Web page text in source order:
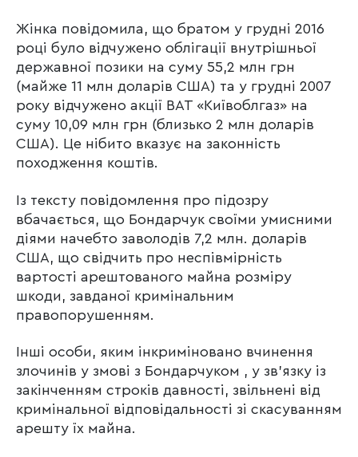
Жінка повідомила, що братом у грудні 2016
році було відчужено облігації внутрішньої
державної позики на суму 55,2 млн грн
(майже 11 млн доларів США) та у грудні 2007
року відчужено акції ВАТ «Київоблгаз» на
суму 10,09 млн грн (близько 2 млн доларів
США). Це нібито вказує на законність
походження коштів.
Із тексту повідомлення про підозру
вбачається, що Бондарчук своїми умисними
діями начебто заволодів 7,2 млн. доларів
США, що свідчить про неспівмірність
вартості арештованого майна розміру
шкоди, завданої кримінальним
правопорушенням.
Інші особи, яким інкриміновано вчинення
злочинів у змові з Бондарчуком , у зв’язку із
закінченням строків давності, звільнені від
кримінальної відповідальності зі скасуванням
арешту їх майна.